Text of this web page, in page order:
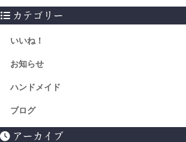
カテゴリー
いいね！
お知らせ
ハンドメイド
ブログ
アーカイブ